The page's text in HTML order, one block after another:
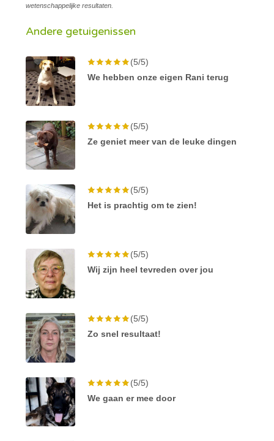
wetenschappelijke resultaten.
Andere getuigenissen
(5/5)
We hebben onze eigen Rani terug
(5/5)
Ze geniet meer van de leuke dingen
(5/5)
Het is prachtig om te zien!
(5/5)
Wij zijn heel tevreden over jou
(5/5)
Zo snel resultaat!
(5/5)
We gaan er mee door